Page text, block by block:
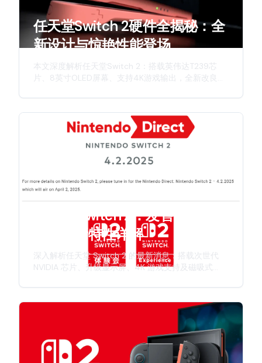
任天堂Switch 2硬件全揭秘：全
新设计与惊艳性能登场
本文深度解析任天堂Switch 2：搭载英伟达T239芯
片、8英寸OLED屏幕、支持4K游戏输出，全新改良版
级、创新特性与游戏体验。
任天堂 Switch 2：发售日期、规
格与全新特性详解
深入解析任天堂 Switch 2 的最新消息：搭载次世代
NVIDIA 芯片、升级显示屏、4K 游戏支持及磁吸式
及任天堂新一代游戏主机的创新特性。